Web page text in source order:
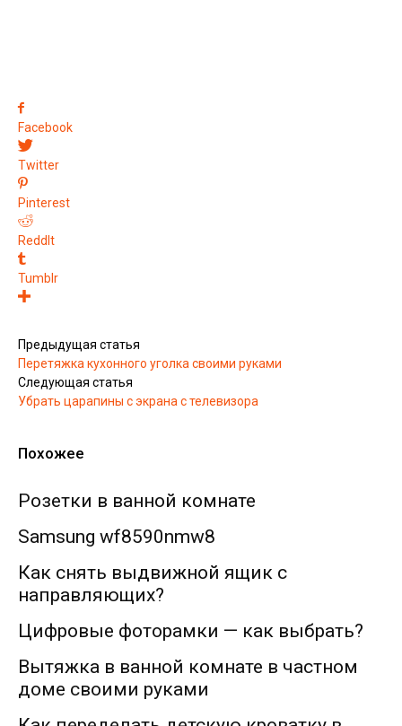
Facebook
Twitter
Pinterest
ReddIt
Tumblr
Предыдущая статья
Перетяжка кухонного уголка своими руками
Следующая статья
Убрать царапины с экрана с телевизора
Похожее
Розетки в ванной комнате
Samsung wf8590nmw8
Как снять выдвижной ящик с
направляющих?
Цифровые фоторамки — как выбрать?
Вытяжка в ванной комнате в частном
доме своими руками